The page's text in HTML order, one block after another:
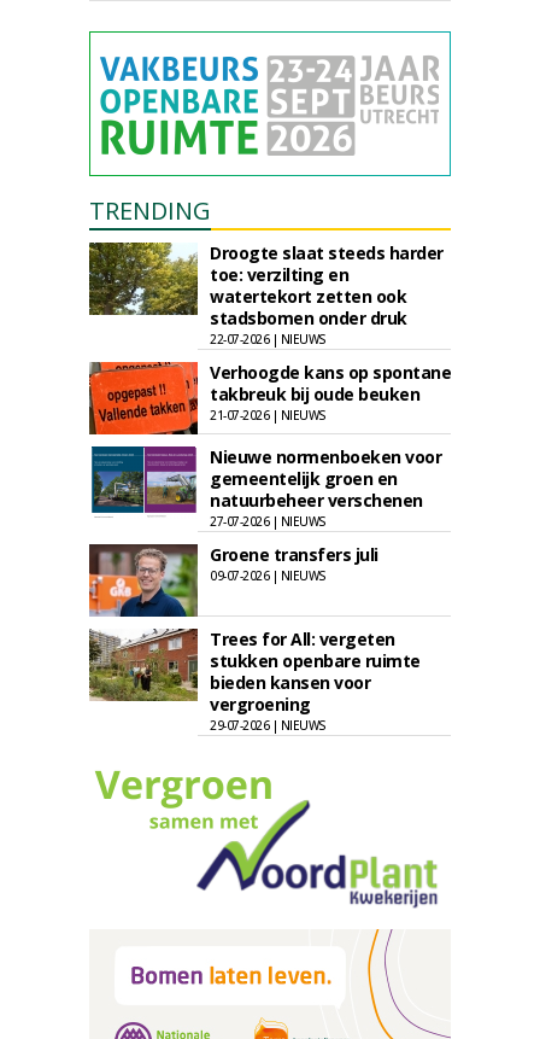
TRENDING
Droogte slaat steeds harder
toe: verzilting en
watertekort zetten ook
stadsbomen onder druk
22-07-2026 | NIEUWS
Verhoogde kans op spontane
takbreuk bij oude beuken
21-07-2026 | NIEUWS
Nieuwe normenboeken voor
gemeentelijk groen en
natuurbeheer verschenen
27-07-2026 | NIEUWS
Groene transfers juli
09-07-2026 | NIEUWS
Trees for All: vergeten
stukken openbare ruimte
bieden kansen voor
vergroening
29-07-2026 | NIEUWS